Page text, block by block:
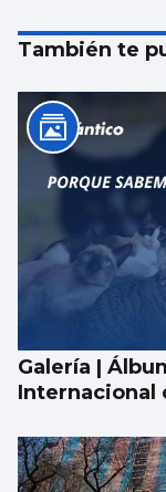
También te
Galería |
Internacional